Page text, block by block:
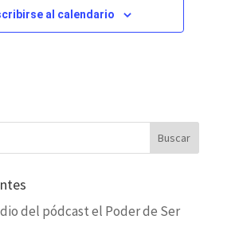
al calendario
del pódcast el Poder de Ser